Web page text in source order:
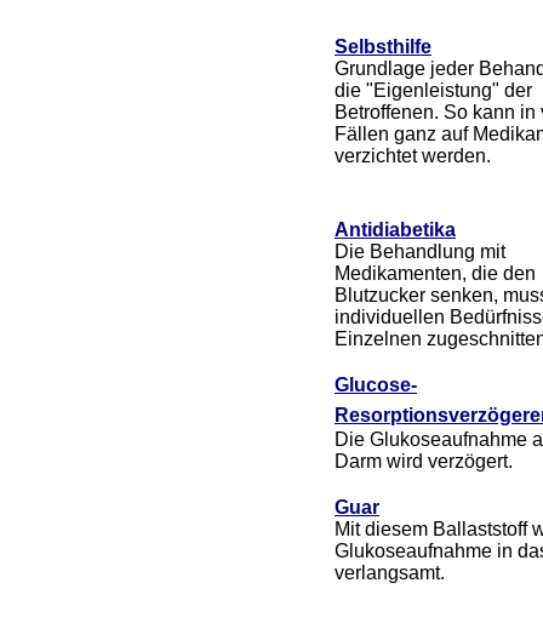
Selbsthilfe
Grundlage jeder
die "Eigenleistung" der
Betroffenen. So kann in
Fällen ganz auf
verzichtet werden.
Antidiabetika
Die Behandlung mit
Medikamenten, die den
Blutzucker senken,
individuellen
Einzelnen
Glucose-
Die Glukoseaufnahme
Darm wird verzögert.
Guar
Mit diesem Ballaststoff
Glukoseaufnahme in
verlangsamt.